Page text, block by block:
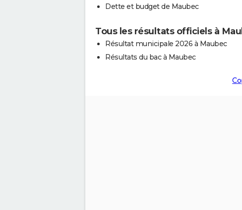
Dette et budget de Maubec
Tous les résultats officiels à
Résultat municipale 2026 à Maubec
Résultats du bac à Maubec